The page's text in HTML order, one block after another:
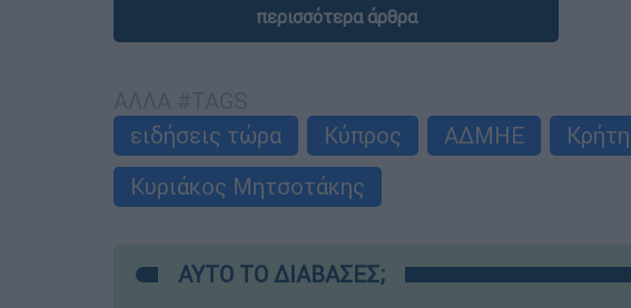
περισσότερα άρθρα
ειδήσεις τώρα
Κύπρος ΑΔΜΗΕ Κρήτη
Κυριάκος Μητσοτάκης
ΑΥΤΟ ΤΟ ΔΙΑΒΑΣΕΣ;